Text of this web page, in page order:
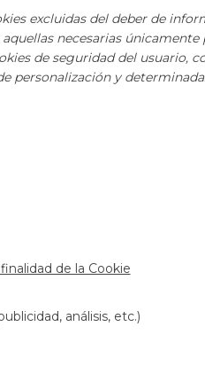
excluidas del deber de
necesarias
de seguridad del
personalización y
de la Cookie
análisis, etc.)